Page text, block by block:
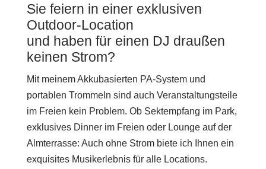
Sie feiern in einer exklusiven
Outdoor-Location
und haben für einen DJ draußen
keinen Strom?
Mit meinem Akkubasierten PA-System und
portablen Trommeln sind auch Veranstaltungsteile
im Freien kein Problem. Ob Sektempfang im Park,
exklusives Dinner im Freien oder Lounge auf der
Almterrasse: Auch ohne Strom biete ich Ihnen ein
exquisites Musikerlebnis für alle Locations.